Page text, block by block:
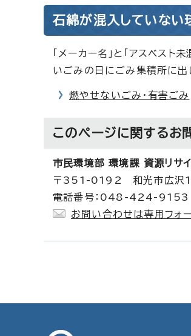
石綿が混入していない
「メーカー名」と「アスベス
いごみの日にごみ集積所に出
燃やせないごみ・有害ごみ
このページに関するお
市民環境部 環境課 資源リサ
〒351-0192 和光市広沢
電話番号：048-424-
お問い合わせは専用フォ